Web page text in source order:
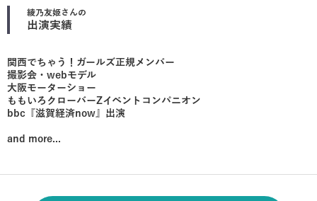
綾乃友姫さんの
出演実績
関西でちゃう！ガールズ正規メンバー
撮影会・webモデル
大阪モーターショー
ももいろクローバーZイベントコンパニオン
bbc『滋賀経済now』出演
and more...